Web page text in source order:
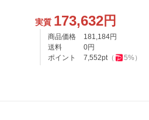
実質 173,632円
商品価格 181,184円
送料
0円
ポイント
7,552pt（ 5%）